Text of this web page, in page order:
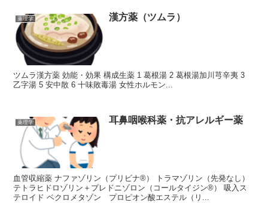
薬理学 漢方薬（ツムラ）
ツムラ漢方薬 効能・効果 構成生薬 1 葛根湯 2 葛根湯加川芎辛夷 3
乙字湯 5 安中散 6 十味敗毒湯 女性ホルモン...
薬理学 耳鼻咽喉科薬・抗アレルギー薬
血管収縮薬 ナファゾリン（プリビナ®） トラマゾリン（先発なし）
テトラヒドロゾリン＋プレドニゾロン（コールタイジン®） 吸入ス
テロイド ベクロメタゾン プロピオン酸エステル（リ...